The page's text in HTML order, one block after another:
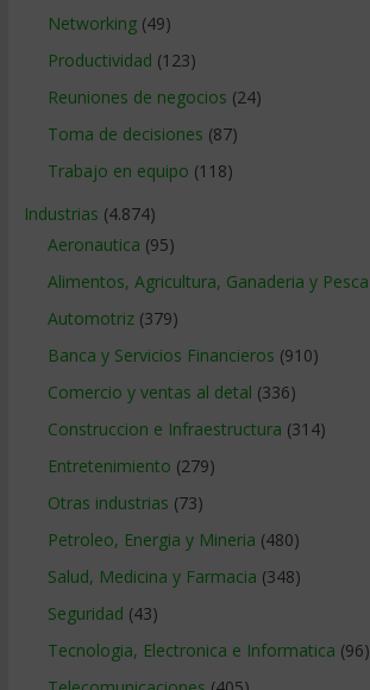
Networking(49)
Productividad (123)
Reuniones de negocios (24)
Toma de decisiones (87)
Trabajo en equipo (118)
Industrias (4.874)
Aeronautica (95)
Alimentos, Agricultura, Ganaderia y Pesca
Automotriz(379)
Banca y Servicios Financieros (910)
Comercio y ventas al detal (336)
Construccion e Infraestructura (314)
Entretenimiento (279)
Otras industrias (73)
Petroleo, Energia y Mineria (480)
Salud, Medicina y Farmacia (348)
Seguridad (43)
Tecnologia, Electronica e Informatica (96)